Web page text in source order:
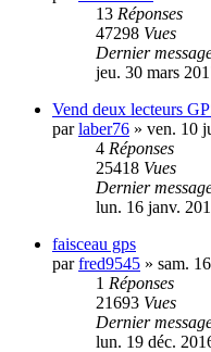
13 Réponses
47298 Vues
Dernier
jeu. 30 mars
Vend deux lecteurs
parlaber76 » ven. 10
4 Réponses
25418 Vues
Dernier
lun. 16 janv.
faisceau gps
parfred9545 » sam.
1 Réponses
21693 Vues
Dernier
lun. 19 déc.